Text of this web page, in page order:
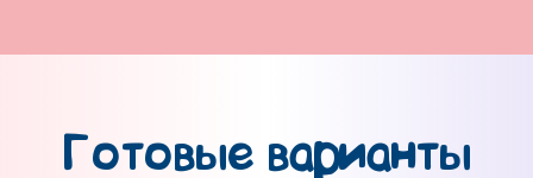
Готовые варианты